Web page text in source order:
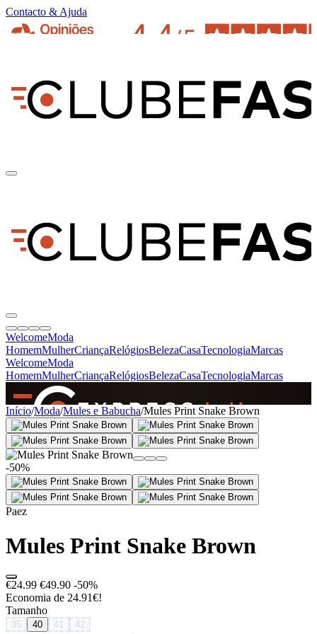
Contacto & Ajuda
WelcomeModa
HomemMulherCriançaRelógiosBelezaCasaTecnologiaMarcas
WelcomeModa
HomemMulherCriançaRelógiosBelezaCasaTecnologiaMarcas
SINCE 2005
+de 36.000 reviews
Início/Moda/Mules e Babucha/Mules Print Snake Brown
-50%
Paez
Mules Print Snake Brown
€24.99 €49.90 -50%
Economia de 24.91€!
Tamanho
35 40 41 42